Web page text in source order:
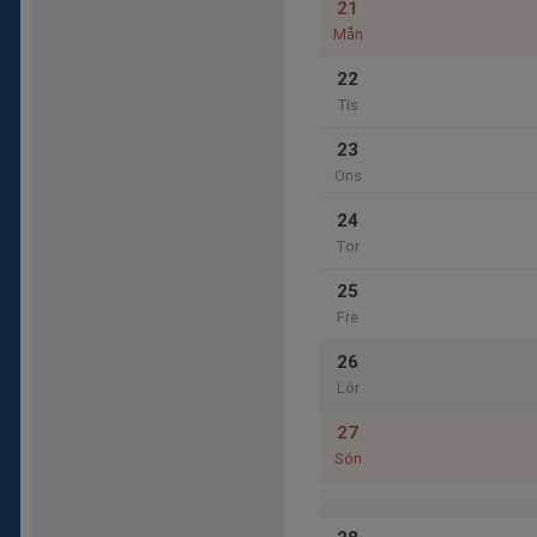
21
Mån
22
Tis
23
Ons
24
Tor
25
Fre
26
Lör
27
Sön